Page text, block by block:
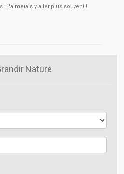
: j'aimerais y aller plus souvent !
Nature